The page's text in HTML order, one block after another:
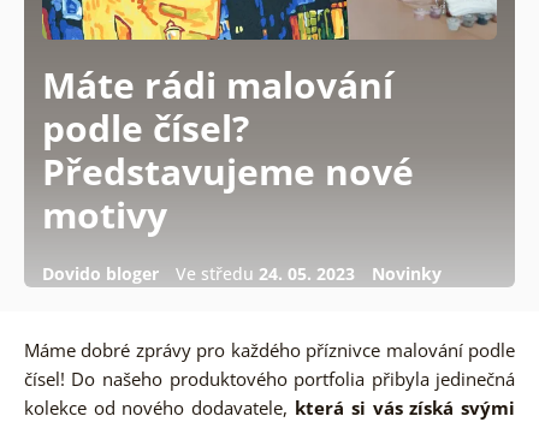
Máte rádi malování
podle čísel?
Představujeme nové
motivy
Dovido bloger Ve středu 24. 05. 2023 Novinky
Máme dobré zprávy pro každého příznivce malování podle
čísel! Do našeho produktového portfolia přibyla jedinečná
kolekce od nového dodavatele, která si vás získá svými